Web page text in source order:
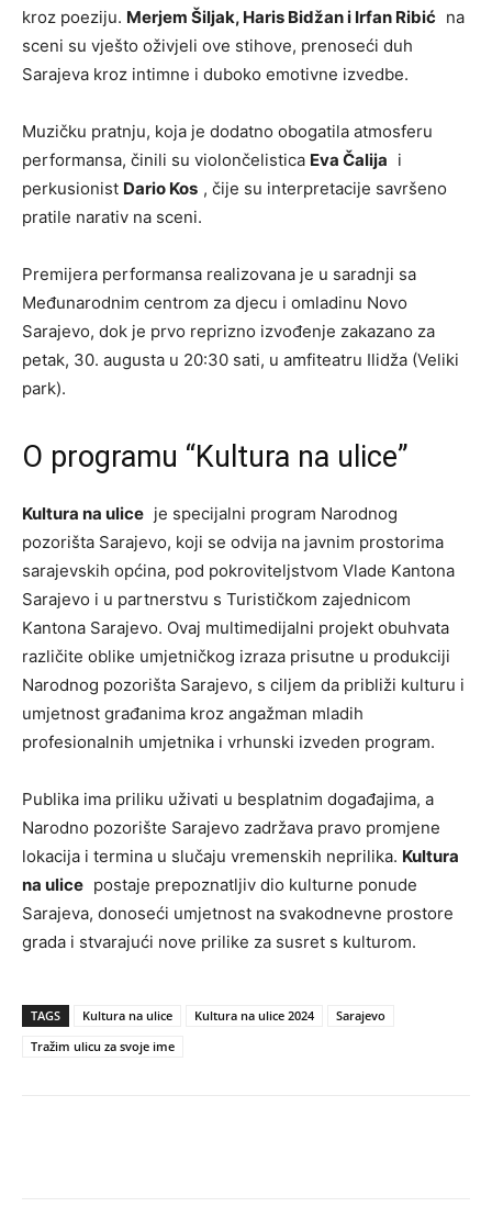
kroz poeziju. Merjem Šiljak, Haris Bidžan i Irfan Ribić na
sceni su vješto oživjeli ove stihove, prenoseći duh
Sarajeva kroz intimne i duboko emotivne izvedbe.
Muzičku pratnju, koja je dodatno obogatila atmosferu
performansa, činili su violončelistica Eva Čalija i
perkusionist Dario Kos , čije su interpretacije savršeno
pratile narativ na sceni.
Premijera performansa realizovana je u saradnji sa
Međunarodnim centrom za djecu i omladinu Novo
Sarajevo, dok je prvo reprizno izvođenje zakazano za
petak, 30. augusta u 20:30 sati, u amfiteatru Ilidža (Veliki
park).
O programu “Kultura na ulice”
Kultura na ulice je specijalni program Narodnog
pozorišta Sarajevo, koji se odvija na javnim prostorima
sarajevskih općina, pod pokroviteljstvom Vlade Kantona
Sarajevo i u partnerstvu s Turističkom zajednicom
Kantona Sarajevo. Ovaj multimedijalni projekt obuhvata
različite oblike umjetničkog izraza prisutne u produkciji
Narodnog pozorišta Sarajevo, s ciljem da približi kulturu i
umjetnost građanima kroz angažman mladih
profesionalnih umjetnika i vrhunski izveden program.
Publika ima priliku uživati u besplatnim događajima, a
Narodno pozorište Sarajevo zadržava pravo promjene
lokacija i termina u slučaju vremenskih neprilika. Kultura
na ulice postaje prepoznatljiv dio kulturne ponude
Sarajeva, donoseći umjetnost na svakodnevne prostore
grada i stvarajući nove prilike za susret s kulturom.
TAGS Kultura na ulice Kultura na ulice 2024
Sarajevo
Tražim ulicu za svoje ime